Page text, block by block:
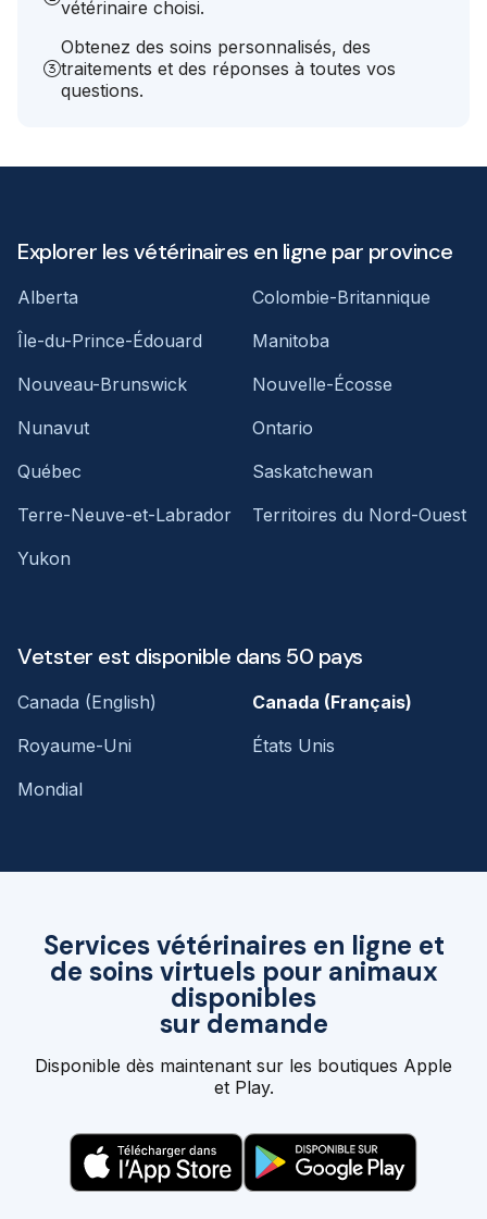
vétérinaire choisi.
Obtenez des soins personnalisés, des
traitements et des réponses à toutes vos
questions.
Services vétérinaires en ligne et
de soins virtuels pour animaux
disponibles
sur demande
Disponible dès maintenant sur les boutiques Apple
et Play.
Explorer les vétérinaires en ligne par province
Alberta
Colombie-Britannique
Île-du-Prince-Édouard
Manitoba
Nouveau-Brunswick
Nouvelle-Écosse
Nunavut
Ontario
Québec
Saskatchewan
Terre-Neuve-et-Labrador
Territoires du Nord-Ouest
Yukon
Vetster est disponible dans 50 pays
Canada (English)
Canada (Français)
Royaume-Uni
États Unis
Mondial